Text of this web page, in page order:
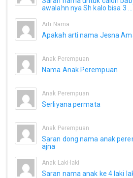
awalahn nya Sh kalo bisa 3 ...
Arti Nama
Apakah arti nama Jesna
Anak Perempuan
Nama Anak Perempuan
Anak Perempuan
Serliyana permata
Anak Perempuan
Saran dong nama anak
ajna
Anak Laki-laki
Saran nama anak ke 4 laki